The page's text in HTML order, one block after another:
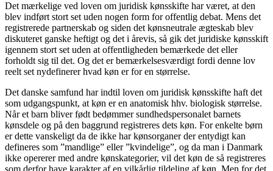
Det mærkelige ved loven om juridisk kønsskifte har været, at den
blev indført stort set uden nogen form for offentlig debat. Mens det
registrerede partnerskab og siden det kønsneutrale ægteskab blev
diskuteret ganske heftigt og det i årevis, så gik det juridiske kønsskift
igennem stort set uden at offentligheden bemærkede det eller
forholdt sig til det. Og det er bemærkelsesværdigt fordi denne lov
reelt set nydefinerer hvad køn er for en størrelse.
Det danske samfund har indtil loven om juridisk kønsskifte haft det
som udgangspunkt, at køn er en anatomisk hhv. biologisk størrelse.
Når et barn bliver født bedømmer sundhedspersonalet barnets
kønsdele og på den baggrund registreres dets køn. For enkelte børn
er dette vanskeligt da de ikke har kønsorganer der entydigt kan
defineres som ”mandlige” eller ”kvindelige”, og da man i Danmark
ikke opererer med andre kønskategorier, vil det køn de så registreres